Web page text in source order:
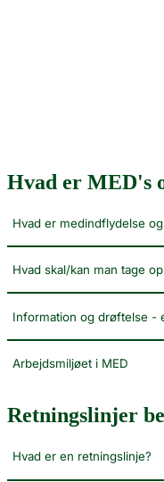
Hvad er MED's
Hvad er medindflydelse
Hvad skal/kan man tage
Information og drøftelse -
Arbejdsmiljøet i MED
Retningslinjer
Hvad er en retningslinje?